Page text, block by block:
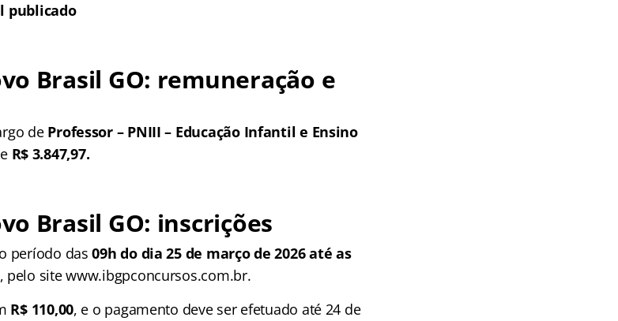
publicado
Brasil GO: remuneração e
de Professor – PNIII – Educação Infantil e Ensino
R$ 3.847,97.
Brasil GO: inscrições
período das09h do dia 25 de março de 2026 até as
, pelo site www.ibgpconcursos.com.br.
R$ 110,00, e o pagamento deve ser efetuado até 24 de